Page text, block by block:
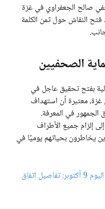
صالح الجعفراوي في غزة
فتح النقاش حول ثمن الكلمة
الصحفيين
بفتح تحقيق عاجل في
معتبرة أن استهداف
في المعرفة.
إلزام جميع الأطراف
يخاطرون بحياتهم يوميًا في
وقف إطلاق النار في غزة اليوم 9 أكتوبر: تفاصيل اتفاق